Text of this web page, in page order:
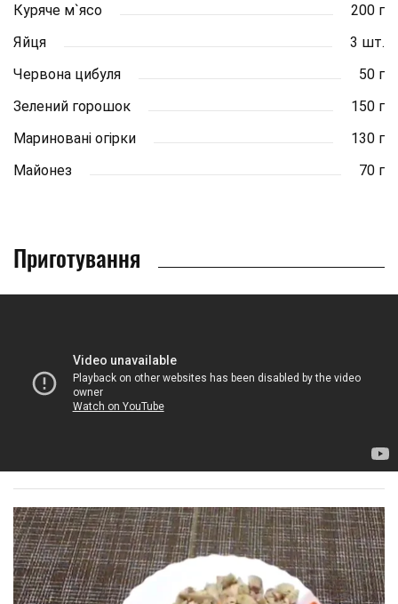
Куряче м`ясо
200 г
Яйця
3 шт.
Червона цибуля
50 г
Зелений горошок
150 г
Мариновані огірки
130 г
Майонез
70 г
Приготування